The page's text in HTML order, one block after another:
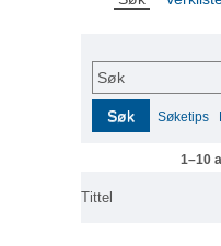
Søk
Søk Søketips
1–10
Tittel